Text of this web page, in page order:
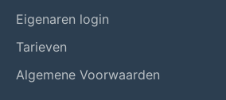
Eigenaren login
Tarieven
Algemene Voorwaarden